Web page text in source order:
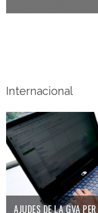
Internacional
AJUDES DE LA GVA